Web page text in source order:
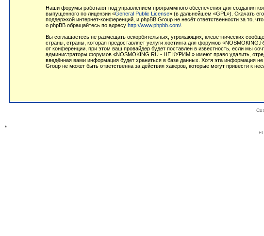
Наши форумы работают под управлением программного обеспечения для создания
выпущенного по лицензии «General Public License» (в дальнейшем «GPL»). Скачать
поддержкой интернет-конференций, и phpBB Group не несёт ответственности за то,
о phpBB обращайтесь по адресу http://www.phpbb.com/
Вы соглашаетесь не размещать оскорбительных, угрожающих, клеветнических
страны, страны, которая предоставляет услуги хостинга для форумов
от конференции, при этом ваш провайдер будет поставлен в известность, если мы
администраторы форумов «NOSMOKING.RU - НЕ КУРИМ!» имеют право удалить,
введённая вами информация будет храниться в базе данных. Хотя эта информация
Group не может быть ответственна за действия хакеров, которые могут привести к
*
©